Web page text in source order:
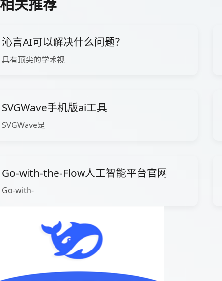
相关推荐
沁言AI可以解决什么问题？
具有顶尖的学术视
SVGWave手机版ai工具
SVGWave是
Go-with-the-Flow人工智能平台官网
Go-with-